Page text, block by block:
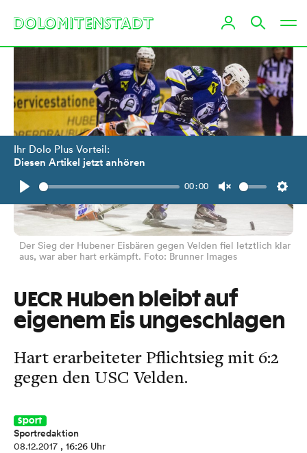
Ihr Dolo Plus Vorteil:
Diesen Artikel jetzt anhören
Play
00:00
Unmute
Der Sieg der Hubener Eisbären gegen Velden fiel letztlich klar
aus, war aber hart erkämpft. Foto: Brunner Images
UECR Huben bleibt auf
eigenem Eis ungeschlagen
Hart erarbeiteter Pflichtsieg mit 6:2
gegen den USC Velden.
Sport
Sportredaktion
08.12.2017 , 16:26 Uhr